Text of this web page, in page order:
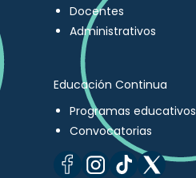
Docentes
Administrativos
Educación Continua
Programas educativos
Convocatorias